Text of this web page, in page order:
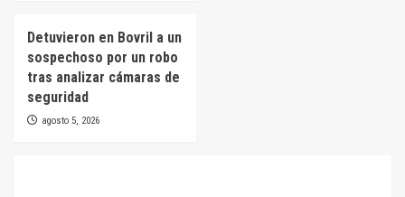
Detuvieron en Bovril a un
sospechoso por un robo
tras analizar cámaras de
seguridad
agosto 5, 2026